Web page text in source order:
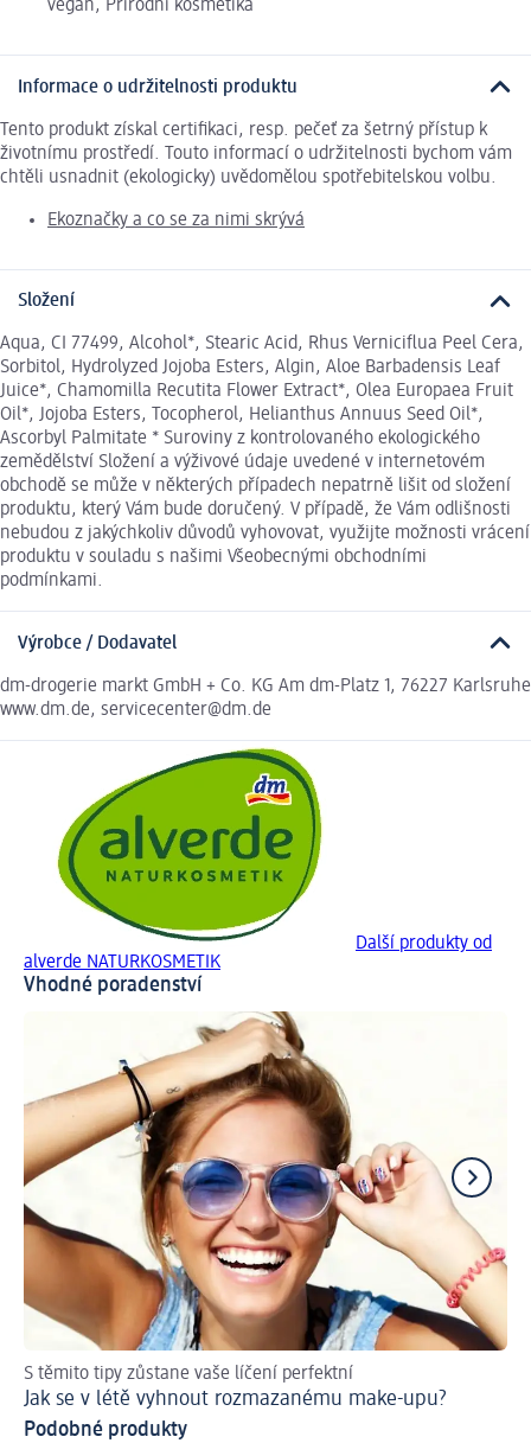
vegan, Přírodní kosmetika
Informace o udržitelnosti produktu
Tento produkt získal certifikaci, resp. pečeť za šetrný přístup k
životnímu prostředí. Touto informací o udržitelnosti bychom vám
chtěli usnadnit (ekologicky) uvědomělou spotřebitelskou volbu.
Ekoznačky a co se za nimi skrývá
Složení
Aqua, CI 77499, Alcohol*, Stearic Acid, Rhus Verniciflua Peel Cera,
Sorbitol, Hydrolyzed Jojoba Esters, Algin, Aloe Barbadensis Leaf
Juice*, Chamomilla Recutita Flower Extract*, Olea Europaea Fruit
Oil*, Jojoba Esters, Tocopherol, Helianthus Annuus Seed Oil*,
Ascorbyl Palmitate * Suroviny z kontrolovaného ekologického
zemědělství Složení a výživové údaje uvedené v internetovém
obchodě se může v některých případech nepatrně lišit od složení
produktu, který Vám bude doručený. V případě, že Vám odlišnosti
nebudou z jakýchkoliv důvodů vyhovovat, využijte možnosti vrácení
produktu v souladu s našimi Všeobecnými obchodními
podmínkami.
Výrobce / Dodavatel
dm-drogerie markt GmbH + Co. KG Am dm-Platz 1, 76227 Karlsruhe
www.dm.de, servicecenter@dm.de
Další produkty od
alverde NATURKOSMETIK
Vhodné poradenství
S těmito tipy zůstane vaše líčení perfektní
Jak se v létě vyhnout rozmazanému make-upu?
Podobné produkty